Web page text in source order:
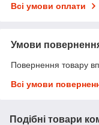
Всі умови оплати
Умови
Повернення товару
Всі умови
Подібні товари